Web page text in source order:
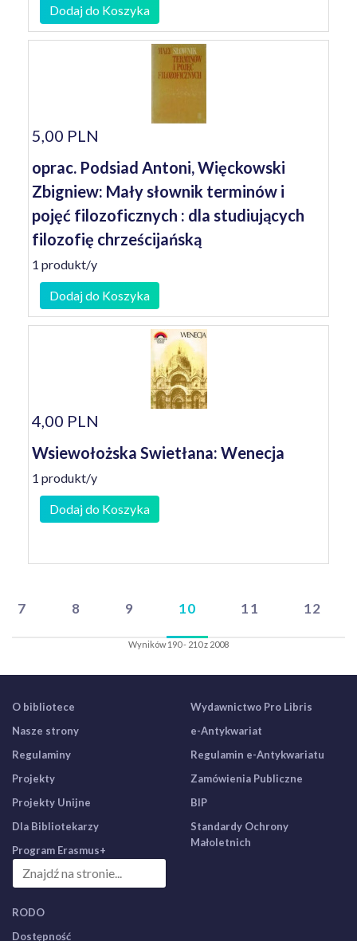
Dodaj do Koszyka
5,00 PLN
oprac. Podsiad Antoni, Więckowski
Zbigniew: Mały słownik terminów i
pojęć filozoficznych : dla studiujących
filozofię chrześcijańską
1 produkt/y
Dodaj do Koszyka
4,00 PLN
Wsiewołożska Swietłana: Wenecja
1 produkt/y
Dodaj do Koszyka
7 8 9 10 11 12
Wyników 190 - 210 z 2008
O bibliotece
Nasze strony
Regulaminy
Projekty
Projekty Unijne
Dla Bibliotekarzy
Program Erasmus+
Wydawnictwo Pro Libris
e-Antykwariat
Regulamin e-Antykwariatu
Zamówienia Publiczne
BIP
Standardy Ochrony
Małoletnich
RODO
Dostępność